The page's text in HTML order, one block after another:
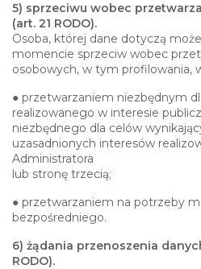
5) sprzeciwu wobec
(art. 21 RODO).
Osoba, której dane dotyczą
momencie sprzeciw wobec
osobowych, w tym profilowania,
● przetwarzaniem niezbędnym
realizowanego w interesie
niezbędnego dla celów
uzasadnionych interesów
Administratora
lub stronę trzecią;
● przetwarzaniem na potrzeby
bezpośredniego.
6) żądania przenoszenia
RODO).